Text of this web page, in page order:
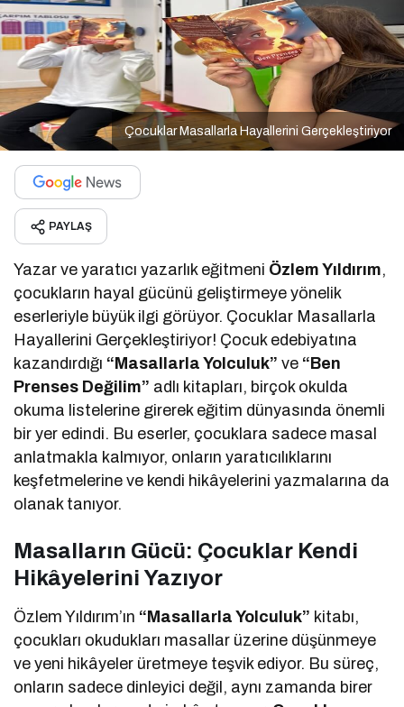
Çocuklar Masallarla Hayallerini Gerçekleştiriyor
PAYLAŞ
Yazar ve yaratıcı yazarlık eğitmeni Özlem Yıldırım,
çocukların hayal gücünü geliştirmeye yönelik
eserleriyle büyük ilgi görüyor. Çocuklar Masallarla
Hayallerini Gerçekleştiriyor! Çocuk edebiyatına
kazandırdığı “Masallarla Yolculuk” ve “Ben
Prenses Değilim” adlı kitapları, birçok okulda
okuma listelerine girerek eğitim dünyasında önemli
bir yer edindi. Bu eserler, çocuklara sadece masal
anlatmakla kalmıyor, onların yaratıcılıklarını
keşfetmelerine ve kendi hikâyelerini yazmalarına da
olanak tanıyor.
Masalların Gücü: Çocuklar Kendi
Hikâyelerini Yazıyor
Özlem Yıldırım’ın “Masallarla Yolculuk” kitabı,
çocukları okudukları masallar üzerine düşünmeye
ve yeni hikâyeler üretmeye teşvik ediyor. Bu süreç,
onların sadece dinleyici değil, aynı zamanda birer